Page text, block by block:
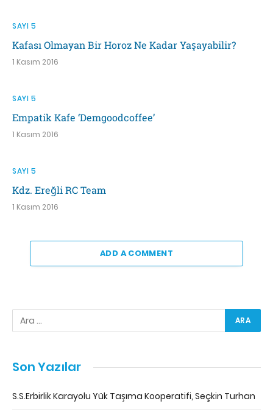
SAYI 5
Kafası Olmayan Bir Horoz Ne Kadar Yaşayabilir?
1 Kasım 2016
SAYI 5
Empatik Kafe ‘Demgoodcoffee’
1 Kasım 2016
SAYI 5
Kdz. Ereğli RC Team
1 Kasım 2016
ADD A COMMENT
Son Yazılar
S.S.Erbirlik Karayolu Yük Taşıma Kooperatifi, Seçkin Turhan